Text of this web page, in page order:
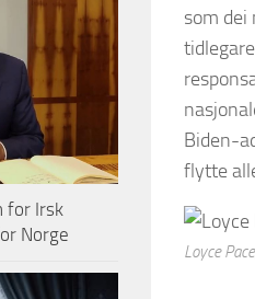
som dei
Biden-
flytte
Loyce
for Irsk
Norge